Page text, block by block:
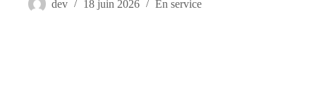
dev 18 juin 2026 En service